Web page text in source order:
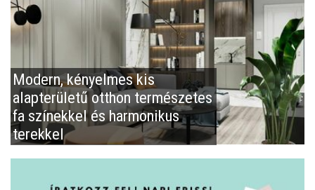
Modern, kényelmes kis
alapterületű otthon természetes
fa színekkel és harmonikus
terekkel